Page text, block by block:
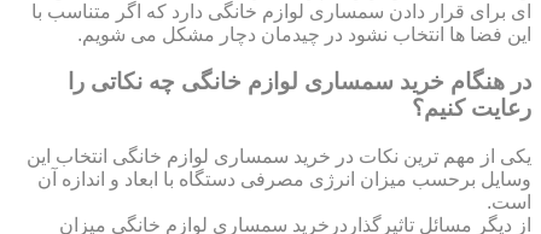
ای برای قرار دادن سمساری لوازم خانگی دارد که اگر متناسب با
این فضا ها انتخاب نشود در چیدمان دچار مشکل می شویم.
در هنگام خرید سمساری لوازم خانگی چه نکاتی را
رعایت کنیم؟
یکی از مهم ترین نکات در خرید سمساری لوازم خانگی انتخاب این
وسایل برحسب میزان انرژی مصرفی دستگاه با ابعاد و اندازه آن
است.
از دیگر مسائل تاثیرگذاردرخرید سمساری لوازم خانگی میزان